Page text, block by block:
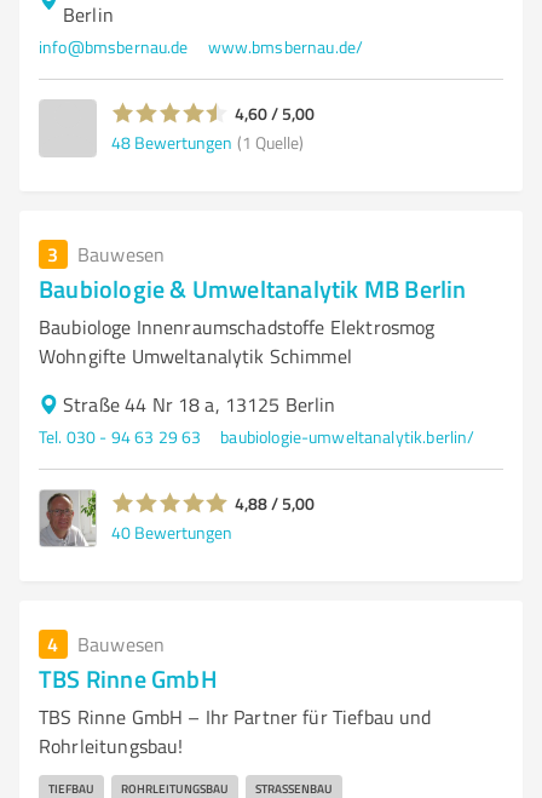
Berlin
info@bmsbernau.de www.bmsbernau.de/
4,60 / 5,00
48 Bewertungen (1 Quelle)
3 Bauwesen
Baubiologie & Umweltanalytik MB Berlin
Baubiologe Innenraumschadstoffe Elektrosmog
Wohngifte Umweltanalytik Schimmel
Straße 44 Nr 18 a, 13125 Berlin
Tel. 030 - 94 63 29 63 baubiologie-umweltanalytik.berlin/
4,88 / 5,00
40 Bewertungen
4 Bauwesen
TBS Rinne GmbH
TBS Rinne GmbH – Ihr Partner für Tiefbau und
Rohrleitungsbau!
TIEFBAU ROHRLEITUNGSBAU STRASSENBAU